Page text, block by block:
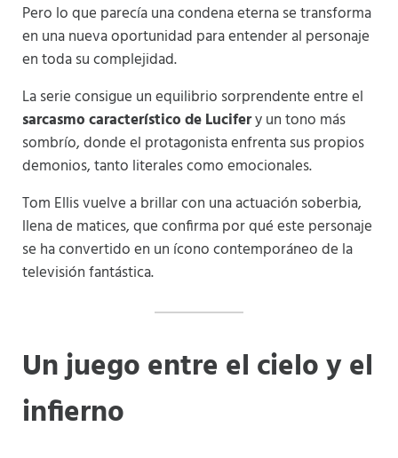
Pero lo que parecía una condena eterna se transforma
en una nueva oportunidad para entender al personaje
en toda su complejidad.
La serie consigue un equilibrio sorprendente entre el
sarcasmo característico de Lucifery un tono más
sombrío, donde el protagonista enfrenta sus propios
demonios, tanto literales como emocionales.
Tom Ellis vuelve a brillar con una actuación soberbia,
llena de matices, que confirma por qué este personaje
se ha convertido en un ícono contemporáneo de la
televisión fantástica.
Un juego entre el cielo y el
infierno